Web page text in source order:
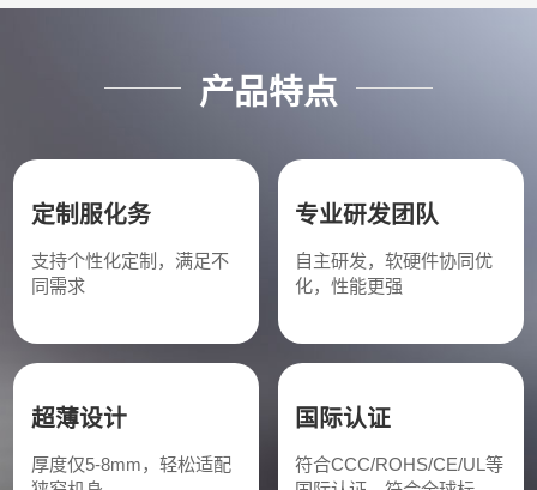
产品特点
定制服化务
支持个性化定制，满足不
同需求
专业研发团队
自主研发，软硬件协同优
化，性能更强
超薄设计
厚度仅5-8mm，轻松适配
国际认证
符合CCC/ROHS/CE/UL等